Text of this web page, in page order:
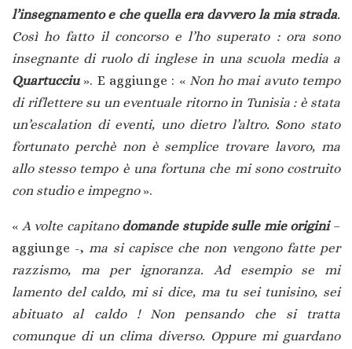
l’insegnamento e che quella era davvero la mia strada.
Così ho fatto il concorso e l’ho superato : ora sono
insegnante di ruolo di inglese in una scuola media a
Quartucciu». E aggiunge : « Non ho mai avuto tempo
di riflettere su un eventuale ritorno in Tunisia : è stata
un’escalation di eventi, uno dietro l’altro. Sono stato
fortunato perchè non è semplice trovare lavoro, ma
allo stesso tempo è una fortuna che mi sono costruito
con studio e impegno».
« A volte capitano domande stupide sulle mie origini –
aggiunge -,ma si capisce che non vengono fatte per
razzismo, ma per ignoranza. Ad esempio se mi
lamento del caldo, mi si dice, ma tu sei tunisino, sei
abituato al caldo ! Non pensando che si tratta
comunque di un clima diverso. Oppure mi guardano